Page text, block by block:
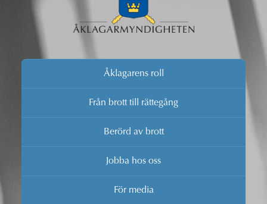
Åklagarens roll
Från brott till rättegång
Berörd av brott
Jobba hos oss
För media